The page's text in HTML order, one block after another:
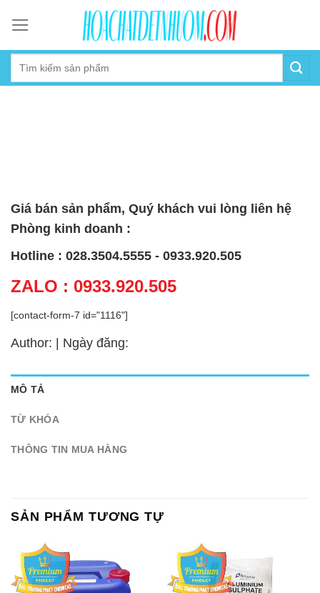
content
Giá bán sản phẩm, Quý khách vui lòng liên hệ
Phòng kinh doanh :
Hotline : 028.3504.5555 - 0933.920.505
ZALO : 0933.920.505
[contact-form-7 id="1116"]
Author: | Ngày đăng:
MÔ TẢ
TỪ KHÓA
THÔNG TIN MUA HÀNG
SẢN PHẨM TƯƠNG TỰ